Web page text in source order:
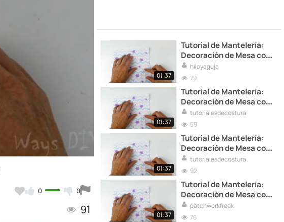
0 0
91
01:37
Tutorial de Mantelería:
Decoración de Mesa con
Toques Personalizados
hiloyaguja
79
01:37
Tutorial de Mantelería:
Decoración de Mesa con
Toques Personalizados
tutorialesdecostura
59
01:37
Tutorial de Mantelería:
Decoración de Mesa con
Toques Personalizados
tutorialesdecostura
92
01:37
Tutorial de Mantelería:
Decoración de Mesa con
Toques Personalizados
patchworkfreak
76